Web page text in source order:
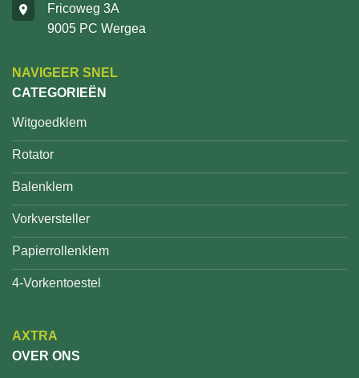
Fricoweg 3A
9005 PC Wergea
NAVIGEER SNEL
CATEGORIEËN
Witgoedklem
Rotator
Balenklem
Vorkversteller
Papierrollenklem
4-Vorkentoestel
AXTRA
OVER ONS